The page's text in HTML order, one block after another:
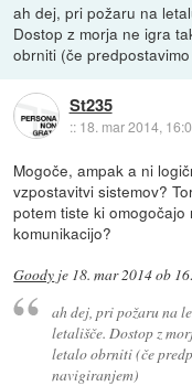
ah dej, pri požaru na
Dostop z morja ne igra
obrniti (če
St235
:: 18. mar 2014,
Mogoče, ampak a ni
vzpostavitvi sistemov?
potem tiste ki
komunikacijo?
Goody je 18. mar 2014 ob
ah dej, pri požaru na
letališče. Dostop z
letalo obrniti (če
navigiranjem)